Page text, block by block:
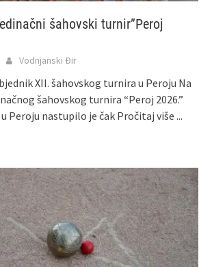
šahovski turnir”Peroj
Vodnjanski Đir
XII. šahovskog turnira u Peroju Na
šahovskog turnira “Peroj 2026.”
Peroju nastupilo je čak Pročitaj više ...